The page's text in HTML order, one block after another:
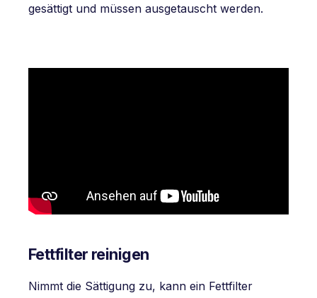
gesättigt und müssen ausgetauscht werden.
Fettfilter reinigen
Nimmt die Sättigung zu, kann ein Fettfilter